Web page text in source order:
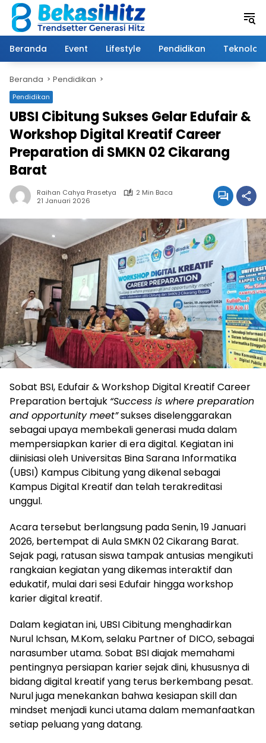
Langsung
konten
Beranda
Event Lifestyle Pendidikan Teknologi
Beranda Pendidikan
Pendidikan
UBSI Cibitung Sukses Gelar Edufair &
Workshop Digital Kreatif Career
Preparation di SMKN 02 Cikarang
Barat
Raihan Cahya Prasetya
2 Min Baca
21 Januari 2026
Sobat BSI, Edufair & Workshop Digital Kreatif Career
Preparation bertajuk “Success is where preparation
and opportunity meet”sukses diselenggarakan
sebagai upaya membekali generasi muda dalam
mempersiapkan karier di era digital. Kegiatan ini
diinisiasi oleh Universitas Bina Sarana Informatika
(UBSI) Kampus Cibitung yang dikenal sebagai
Kampus Digital Kreatif dan telah terakreditasi
unggul.
Acara tersebut berlangsung pada Senin, 19 Januari
2026, bertempat di Aula SMKN 02 Cikarang Barat.
Sejak pagi, ratusan siswa tampak antusias mengikuti
rangkaian kegiatan yang dikemas interaktif dan
edukatif, mulai dari sesi Edufair hingga workshop
karier digital kreatif.
Dalam kegiatan ini, UBSI Cibitung menghadirkan
Nurul Ichsan, M.Kom, selaku Partner of DICO, sebagai
narasumber utama. Sobat BSI diajak memahami
pentingnya persiapan karier sejak dini, khususnya di
bidang digital kreatif yang terus berkembang pesat.
Nurul juga menekankan bahwa kesiapan skill dan
mindset menjadi kunci utama dalam memanfaatkan
setiap peluang yang datang.